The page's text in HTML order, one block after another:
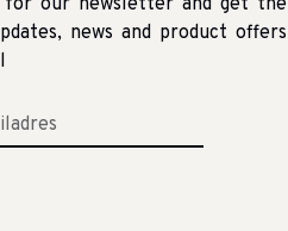
for our newsletter and get the
news and product offers